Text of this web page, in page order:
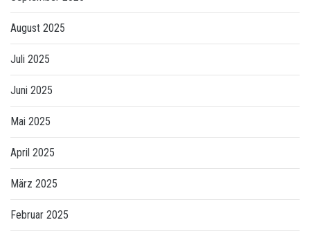
August 2025
Juli 2025
Juni 2025
Mai 2025
April 2025
März 2025
Februar 2025